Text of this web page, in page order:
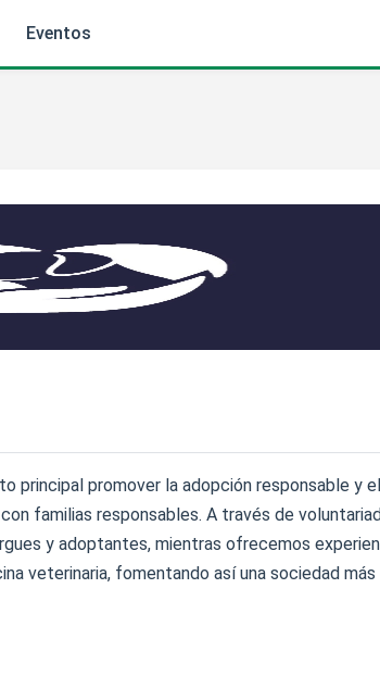
Eventos
principal promover la adopción responsable y
familias responsables. A través de
y adoptantes, mientras ofrecemos
veterinaria, fomentando así una sociedad